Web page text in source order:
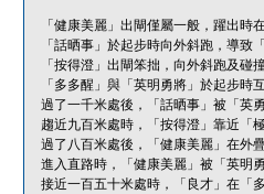
「健康美麗」出閘僅屬一般，躍出
「話晒事」於起步時向外斜跑，導致
「按得澄」出閘笨拙，向外斜跑及碰
「多多醒」與「英明勇將」於起步時
過了一千米處後，「話晒事」被「英
趨近九百米處時，「按得澄」靠近「
過了八百米處後，「健康美麗」在外
進入直路時，「健康美麗」被「英明
接近一百五十米處時，「良才」在「